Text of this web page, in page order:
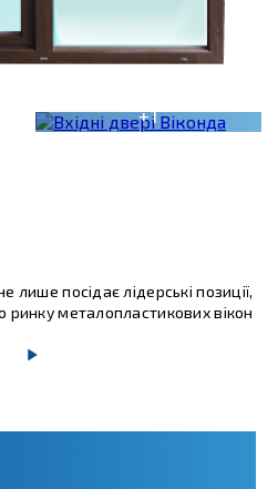
+1
Фото
лише посідає лідерські позиції,
ринку металопластикових вікон